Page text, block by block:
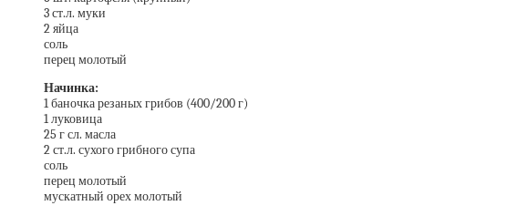
3 ст.л. муки
2 яйца
соль
перец молотый
Начинка:
1 баночка резаных грибов (400/200 г)
1 луковица
25 г сл. масла
2 ст.л. сухого грибного супа
соль
перец молотый
мускатный орех молотый